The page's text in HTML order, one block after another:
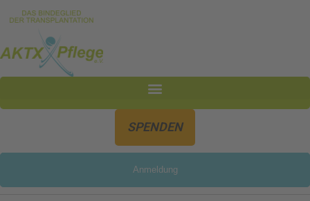
springen
Inhalt
SPENDEN
Anmeldung